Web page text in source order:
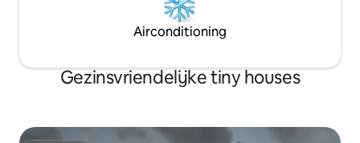
Airconditioning
Gezinsvriendelijke tiny houses